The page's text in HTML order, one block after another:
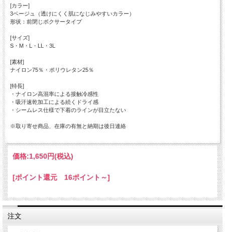
[カラー]
3ベージュ（透けにくく肌になじみやすいカラー）
形状：前閉じボクサータイプ
[サイズ]
S・M・L・LL・3L
[素材]
ナイロン75％・ポリウレタン25％
[特長]
・ナイロン高混率による接触冷感性
・吸汗速乾加工による続くドライ感
・シームレス仕様で下着のラインが目立たない
※取り寄せ商品、在庫の有無と納期は後日連絡
価格:1,650円(税込)
[ポイント還元 16ポイント～]
注文